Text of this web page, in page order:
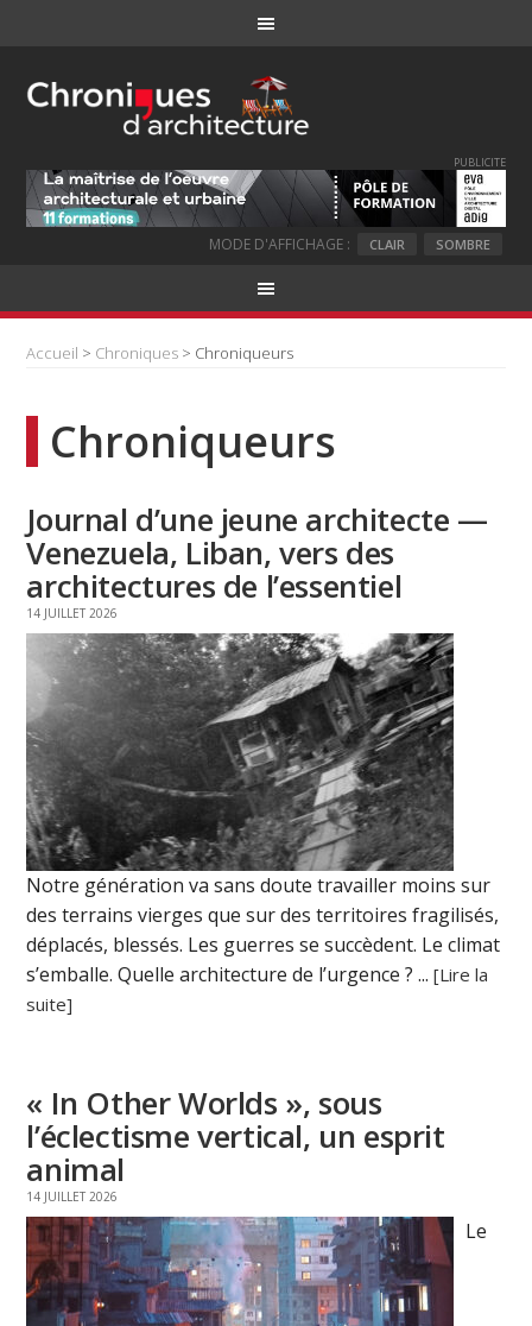
PUBLICITE
MODE D'AFFICHAGE : CLAIR SOMBRE
Accueil > Chroniques > Chroniqueurs
Chroniqueurs
Journal d’une jeune architecte —
Venezuela, Liban, vers des
architectures de l’essentiel
14 JUILLET 2026
Notre génération va sans doute travailler moins sur
des terrains vierges que sur des territoires fragilisés,
déplacés, blessés. Les guerres se succèdent. Le climat
s’emballe. Quelle architecture de l’urgence ? ...[Lire la
suite]
« In Other Worlds », sous
l’éclectisme vertical, un esprit
animal
14 JUILLET 2026
Le